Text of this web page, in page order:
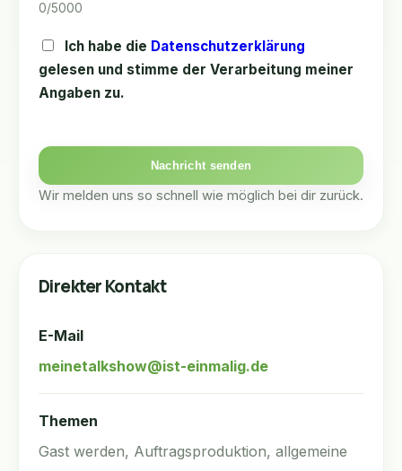
0/5000
Ich habe die Datenschutzerklärung
gelesen und stimme der Verarbeitung meiner
Angaben zu.
Nachricht senden
Wir melden uns so schnell wie möglich bei dir zurück.
Direkter Kontakt
E-Mail
meinetalkshow@ist-einmalig.de
Themen
Gast werden, Auftragsproduktion, allgemeine